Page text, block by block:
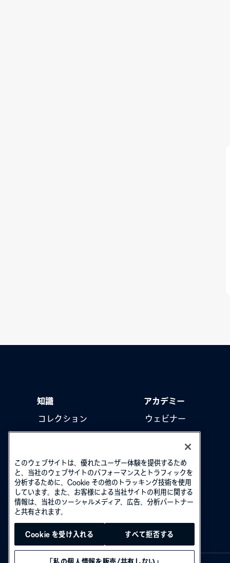
知識
コレクション
アカデミー
ウェビナー
このウェブサイトは、優れたユーザー体験を提供するため
と、当社のウェブサイトのパフォーマンスとトラフィックを
分析するために、Cookie その他のトラッキング技術を使用
しています。また、お客様による当社サイトの利用に関する
情報は、当社のソーシャルメディア、広告、分析パートナー
と共有されます。
Cookie を受け入れる すべて拒否する